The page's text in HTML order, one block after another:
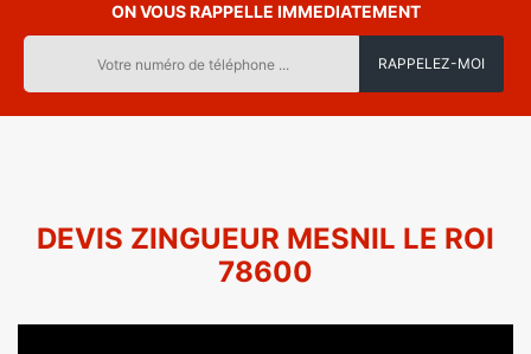
ON VOUS RAPPELLE IMMEDIATEMENT
DEVIS ZINGUEUR MESNIL LE ROI
78600